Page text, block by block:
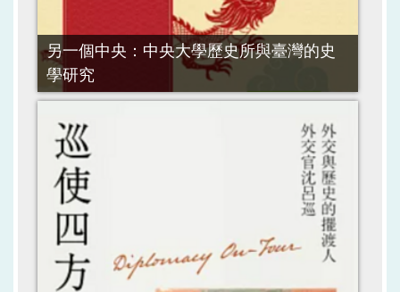
另一個中央：中央大學歷史所與臺灣的史
學研究